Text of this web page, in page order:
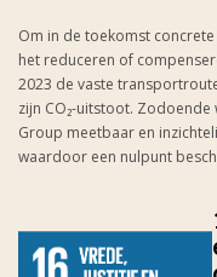
Om in de toekomst
het reduceren of
2023 de vaste
zijn CO₂-uitstoot.
Group meetbaar en
waardoor een nulpunt